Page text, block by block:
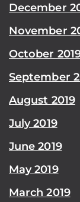
December
November
October
September
August 2019
July 2019
June 2019
May 2019
March 2019